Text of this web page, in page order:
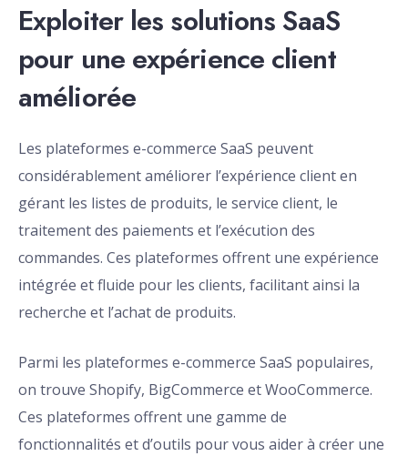
Exploiter les solutions SaaS
pour une expérience client
améliorée
Les plateformes e-commerce SaaS peuvent
considérablement améliorer l’expérience client en
gérant les listes de produits, le service client, le
traitement des paiements et l’exécution des
commandes. Ces plateformes offrent une expérience
intégrée et fluide pour les clients, facilitant ainsi la
recherche et l’achat de produits.
Parmi les plateformes e-commerce SaaS populaires,
on trouve Shopify, BigCommerce et WooCommerce.
Ces plateformes offrent une gamme de
fonctionnalités et d’outils pour vous aider à créer une